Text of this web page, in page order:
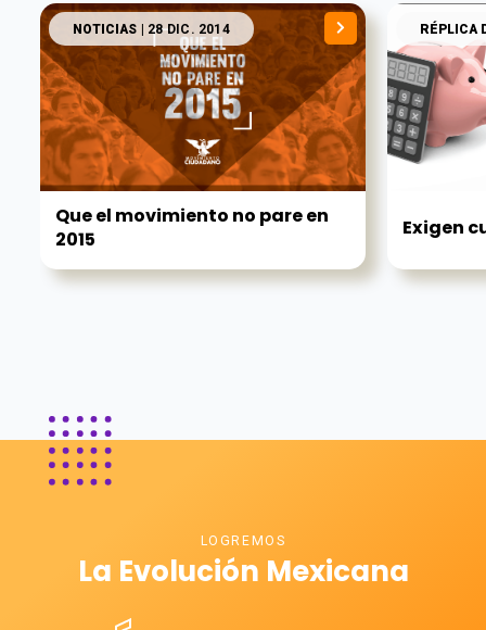
NOTICIAS | 28 DIC. 2014
Que el movimiento no pare en
2015
RÉPLICA
Exigen
LOGREMOS
La Evolución Mexicana